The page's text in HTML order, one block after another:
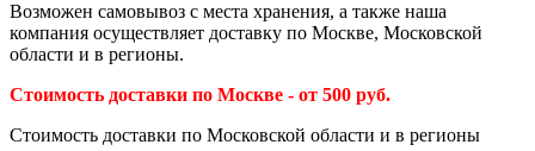
Возможен самовывоз с места хранения, а также наша
компания осуществляет доставку по Москве, Московской
области и в регионы.
Стоимость доставки по Москве - от 500 руб.
Стоимость доставки по Московской области и в регионы